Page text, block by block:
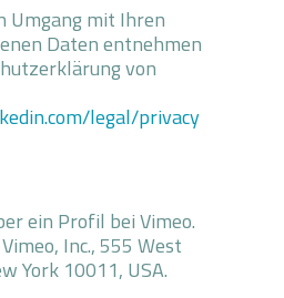
Umgang mit Ihren
Daten entnehmen
von
legal/privacy
ein Profil bei Vimeo.
Inc., 555 West
York 10011, USA.